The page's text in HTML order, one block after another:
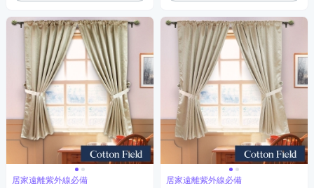
居家遠離紫外線必備 居家遠離紫外線必備